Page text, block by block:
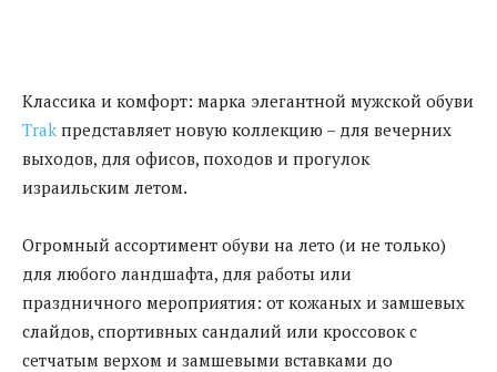
Классика и комфорт: марка элегантной мужской обуви
Trak представляет новую коллекцию – для вечерних
выходов, для офисов, походов и прогулок
израильским летом.
Огромный ассортимент обуви на лето (и не только)
для любого ландшафта, для работы или
праздничного мероприятия: от кожаных и замшевых
слайдов, спортивных сандалий или кроссовок с
сетчатым верхом и замшевыми вставками до